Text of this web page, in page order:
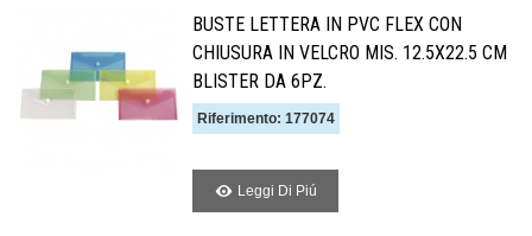
BUSTE LETTERA IN PVC FLEX CON
CHIUSURA IN VELCRO MIS. 12.5X22.5 CM
BLISTER DA 6PZ.
Riferimento: 177074
Leggi Di Piú